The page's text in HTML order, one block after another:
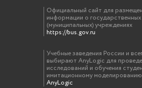
Официальный сайт для
информации о государственных
(муниципальных) учреждениях
https://bus.gov.ru
Учебные заведения России и
выбирают AnyLogic для
исследований и обучения
имитационному
AnyLogic